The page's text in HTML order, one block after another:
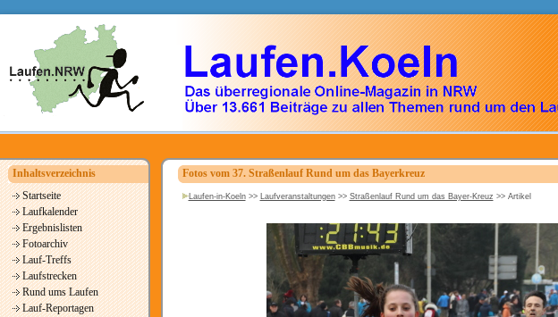
Inhaltsverzeichnis
Startseite
Laufkalender
Ergebnislisten
Fotoarchiv
Lauf-Treffs
Laufstrecken
Rund ums Laufen
Lauf-Reportagen
Fotos vom 37. Straßenlauf Rund um das Bayerkreuz
Laufen-in-Koeln>> Laufveranstaltungen>> Straßenlauf Rund um das Bayer-Kreuz >> Artikel